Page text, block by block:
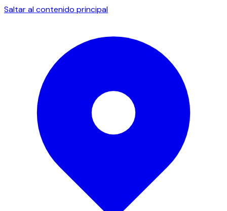
Saltar al contenido principal